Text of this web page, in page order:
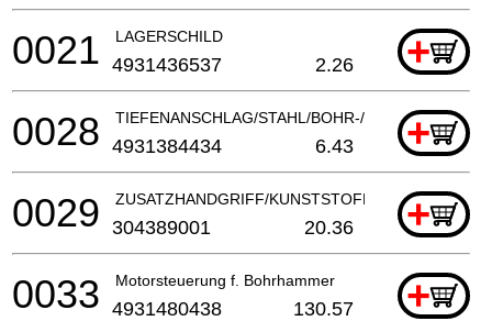
LAGERSCHILD +
0021 4931436537 2.26
TIEFENANSCHLAG/STAHL/BOHR-/KOMBIHAMMER
+
0028 4931384434 6.43
ZUSATZHANDGRIFF/KUNSTSTOFF/BOHRHAMMER
+
0029 304389001 20.36
Motorsteuerung f. Bohrhammer +
0033 4931480438 130.57